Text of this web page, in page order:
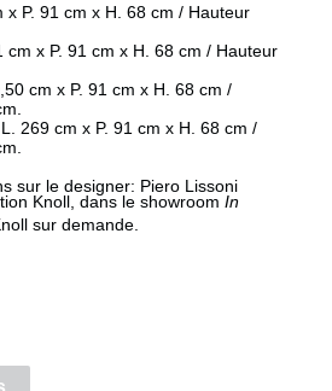
x P. 91 cm x H. 68 cm / Hauteur
cm x P. 91 cm x H. 68 cm / Hauteur
cm x P. 91 cm x H. 68 cm /
269 cm x P. 91 cm x H. 68 cm /
sur le designer: Piero Lissoni
sur demande.
Knoll, dans le showroom In